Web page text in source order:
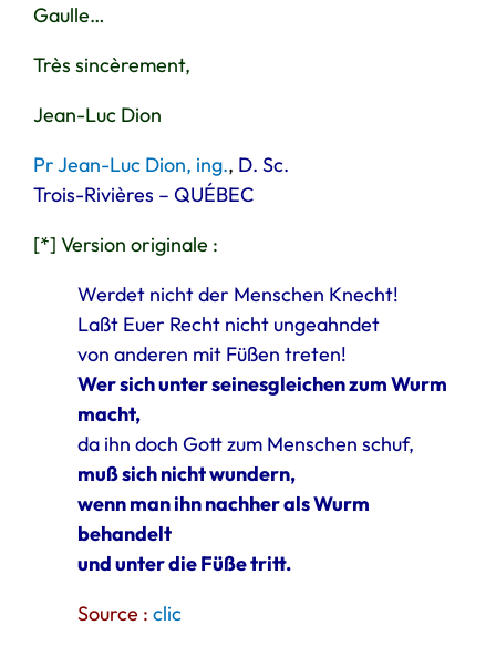
Gaulle…
Très sincèrement,
Jean-Luc Dion
Pr Jean-Luc Dion, ing., D. Sc.
Trois-Rivières – QUÉBEC
[*] Version originale :
Werdet nicht der Menschen Knecht!
Laßt Euer Recht nicht ungeahndet
von anderen mit Füßen treten!
Wer sich unter seinesgleichen zum Wurm
macht,
da ihn doch Gott zum Menschen schuf,
muß sich nicht wundern,
wenn man ihn nachher als Wurm
behandelt
und unter die Füße tritt.
Source : clic